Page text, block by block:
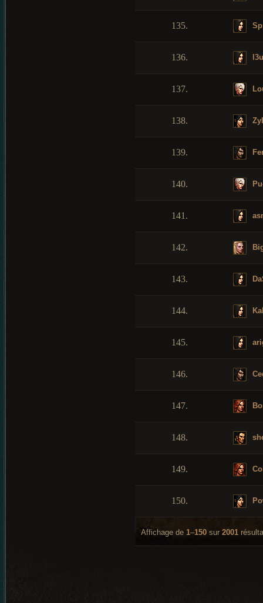
135.
136.
137.
138. Zyl
139.
140.
141.
142.
143.
144.
145.
146.
147.
148.
149.
150.
Affichage de 1–150 sur 2001